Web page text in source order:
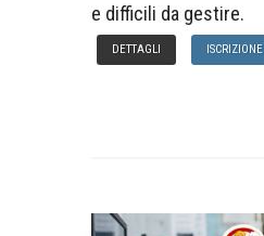
e difficili da gestire.
DETTAGLI ISCRIZIONE